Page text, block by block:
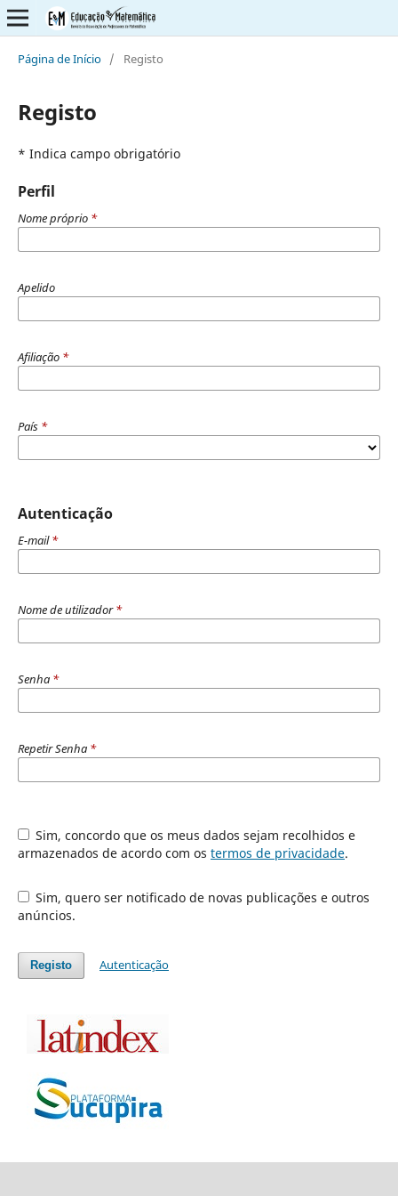
Página de Início / Registo
Registo
* Indica campo obrigatório
Perfil
Nome próprio *
Apelido
Afiliação *
País *
Autenticação
E-mail*
Nome de utilizador*
Senha *
Repetir Senha *
Sim, concordo que os meus dados sejam recolhidos e
armazenados de acordo com os termos de privacidade.
Sim, quero ser notificado de novas publicações e outros
anúncios.
Registo Autenticação